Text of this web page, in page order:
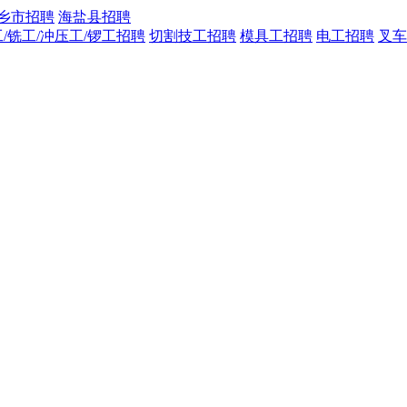
市招聘 海盐县招聘
铣工/冲压工/锣工招聘 切割技工招聘 模具工招聘 电工招聘 叉